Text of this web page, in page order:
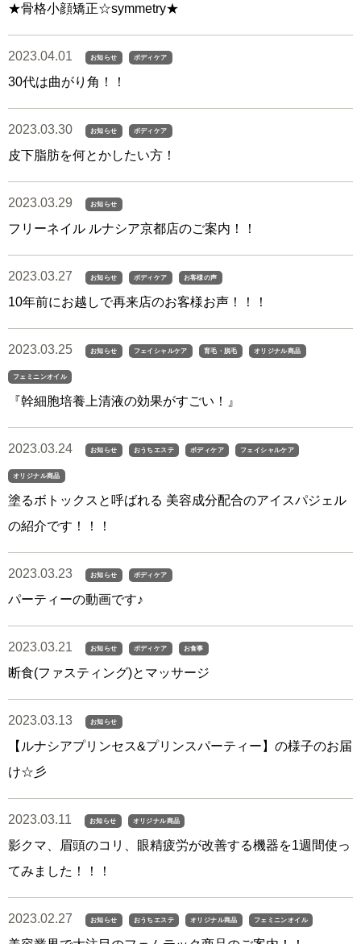
★骨格小顔矯正☆symmetry★
2023.04.01 お知らせ ボディケア
30代は曲がり角！！
2023.03.30 お知らせ ボディケア
皮下脂肪を何とかしたい方！
2023.03.29 お知らせ
フリーネイル ルナシア京都店のご案内！！
2023.03.27 お知らせ ボディケア お客様の声
10年前にお越しで再来店のお客様お声！！！
2023.03.25 お知らせ フェイシャルケア 育毛・脱毛 オリジナル商品
フェミニンオイル
『幹細胞培養上清液の効果がすごい！』
2023.03.24 お知らせ おうちエステ ボディケア フェイシャルケア
オリジナル商品
塗るボトックスと呼ばれる 美容成分配合のアイスパジェル
の紹介です！！！
2023.03.23 お知らせ ボディケア
パーティーの動画です♪
2023.03.21 お知らせ ボディケア お食事
断食(ファスティング)とマッサージ
2023.03.13 お知らせ
【ルナシアプリンセス&プリンスパーティー】の様子のお届
け☆彡
2023.03.11 お知らせ オリジナル商品
影クマ、眉頭のコリ、眼精疲労が改善する機器を1週間使っ
てみました！！！
2023.02.27 お知らせ おうちエステ オリジナル商品 フェミニンオイル